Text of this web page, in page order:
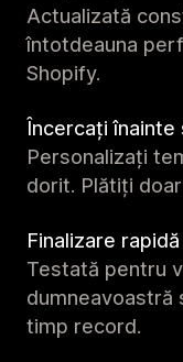
Actualizată
întotdeauna
Shopify.
Încercați înainte
Personalizați
dorit. Plătiți
Finalizare
Testată pentru
dumneavoastră
timp record.